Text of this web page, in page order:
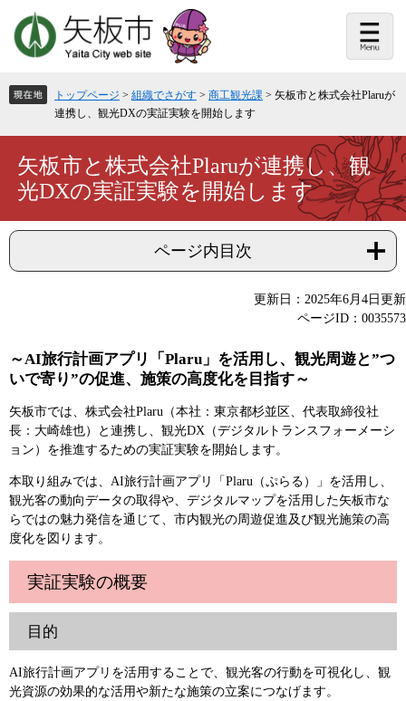
頭
で
飛
ば
て
トップページ > 組織でさがす > 商工観光課 > 矢板市と株式会社Plaruが
連携し、観光DXの実証実験を開始します
矢板市と株式会社Plaruが連携し、観
光DXの実証実験を開始します
ページ内目次
更新日：2025年6月4日更新
ページID：0035573
～AI旅行計画アプリ「Plaru」を活用し、観光周遊と”つ
いで寄り”の促進、施策の高度化を目指す～
矢板市では、株式会社Plaru（本社：東京都杉並区、代表取締役社
長：大崎雄也）と連携し、観光DX（デジタルトランスフォーメーシ
ョン）を推進するための実証実験を開始します。
本取り組みでは、AI旅行計画アプリ「Plaru（ぷらる）」を活用し、
観光客の動向データの取得や、デジタルマップを活用した矢板市な
らではの魅力発信を通じて、市内観光の周遊促進及び観光施策の高
度化を図ります。
実証実験の概要
目的
AI旅行計画アプリを活用することで、観光客の行動を可視化し、観
光資源の効果的な活用や新たな施策の立案につなげます。